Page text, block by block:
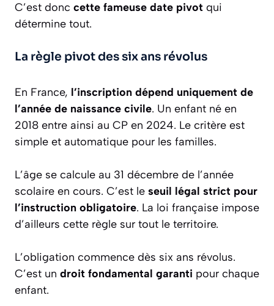
C’est donc cette fameuse date pivot qui
détermine tout.
La règle pivot des six ans révolus
En France, l’inscription dépend uniquement de
l’année de naissance civile. Un enfant né en
2018 entre ainsi au CP en 2024. Le critère est
simple et automatique pour les familles.
L’âge se calcule au 31 décembre de l’année
scolaire en cours. C’est le seuil légal strict pour
l’instruction obligatoire. La loi française impose
d’ailleurs cette règle sur tout le territoire.
L’obligation commence dès six ans révolus.
C’est un droit fondamental garanti pour chaque
enfant.